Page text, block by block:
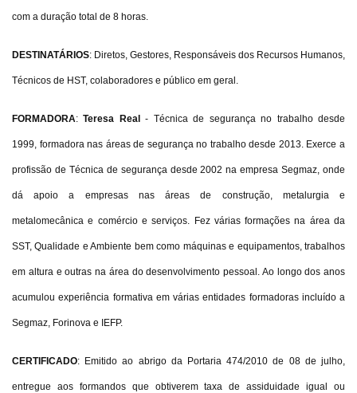
com a duração total de 8 horas.
DESTINATÁRIOS: Diretos, Gestores, Responsáveis dos Recursos Humanos,
Técnicos de HST, colaboradores e público em geral.
FORMADORA:Teresa Real- Técnica de segurança no trabalho desde
1999, formadora nas áreas de segurança no trabalho desde 2013. Exerce a
profissão de Técnica de segurança desde 2002 na empresa Segmaz, onde
dá apoio a empresas nas áreas de construção, metalurgia e
metalomecânica e comércio e serviços. Fez várias formações na área da
SST, Qualidade e Ambiente bem como máquinas e equipamentos, trabalhos
em altura e outras na área do desenvolvimento pessoal. Ao longo dos anos
acumulou experiência formativa em várias entidades formadoras incluído a
Segmaz, Forinova e IEFP.
CERTIFICADO: Emitido ao abrigo da Portaria 474/2010 de 08 de julho,
entregue aos formandos que obtiverem taxa de assiduidade igual ou